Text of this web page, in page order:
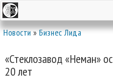
Новости»Бизнес Лида
«Стеклозавод «Неман»
20 лет